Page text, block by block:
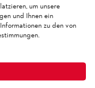
um unsere
und Ihnen ein
zu den von